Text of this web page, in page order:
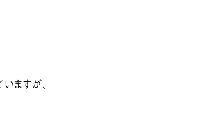
ますが、